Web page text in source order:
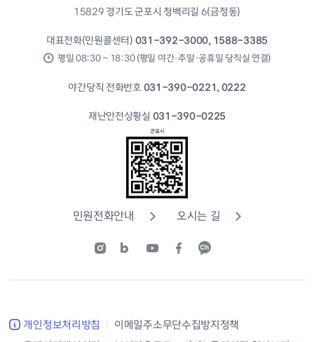
15829 경기도 군포시 청백리길 6(금정동)
대표전화(민원콜센터) 031-392-3000, 1588-3385
평일 08:30 ~ 18:30 (평일 야간·주말·공휴일 당직실 연결)
야간당직 전화번호031-390-0221, 0222
재난안전상황실 031-390-0225
민원전화안내 오시는 길
개인정보처리방침
이메일주소무단수집방지정책